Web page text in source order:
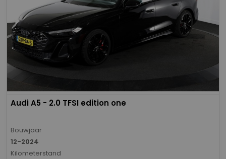
Audi A5 - 2.0 TFSI edition one
Bouwjaar
12-2024
Kilometerstand